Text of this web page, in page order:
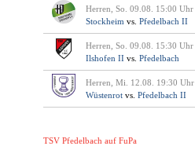
Herren, So. 09.08. 15:00 Uhr
Stockheim vs. Pfedelbach II
Herren, So. 09.08. 15:30 Uhr
Ilshofen II vs. Pfedelbach
Herren, Mi. 12.08. 19:30 Uhr
Wüstenrot vs. Pfedelbach II
TSV Pfedelbach auf FuPa